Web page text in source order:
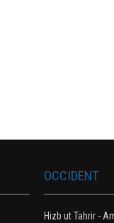
OCCIDENT
Hizb ut Tahrir -